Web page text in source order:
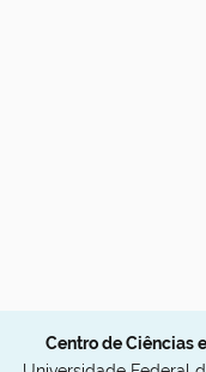
Centro de Ciências